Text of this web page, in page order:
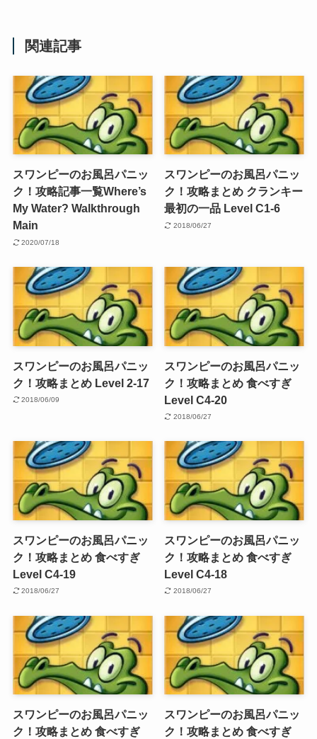
関連記事
スワンピーのお風呂パニッ
ク！攻略記事一覧Where’s
My Water? Walkthrough
Main
2020/07/18
スワンピーのお風呂パニッ
ク！攻略まとめ クランキー
最初の一品 Level C1-6
2018/06/27
スワンピーのお風呂パニッ
ク！攻略まとめ Level 2-17
2018/06/09
スワンピーのお風呂パニッ
ク！攻略まとめ 食べすぎ
Level C4-20
2018/06/27
スワンピーのお風呂パニッ
ク！攻略まとめ 食べすぎ
Level C4-19
2018/06/27
スワンピーのお風呂パニッ
ク！攻略まとめ 食べすぎ
Level C4-18
2018/06/27
スワンピーのお風呂パニッ
ク！攻略まとめ 食べすぎ
スワンピーのお風呂パニッ
ク！攻略まとめ 食べすぎ